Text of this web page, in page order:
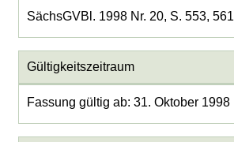
SächsGVBl. 1998 Nr. 20, S. 553, 561
Gültigkeitszeitraum
Fassung gültig ab: 31. Oktober 1998